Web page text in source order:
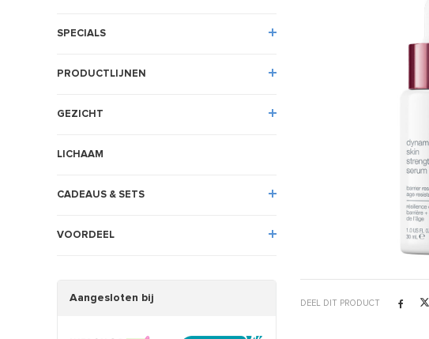
SPECIALS
PRODUCTLIJNEN
GEZICHT
LICHAAM
CADEAUS & SETS
VOORDEEL
Aangesloten bij DEEL DIT PRODUCT